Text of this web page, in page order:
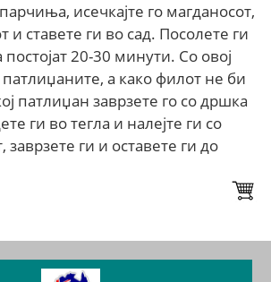
исечкајте го магданосот,
и ставете ги во сад. Посолете ги
постојат 20-30 минути. Со овој
а како филот не би
патлиџан заврзете го со дршка
ги во тегла и налејте ги со
ги и оставете ги до